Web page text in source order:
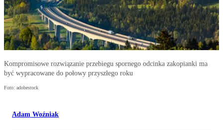
Kompromisowe rozwiązanie przebiegu spornego odcinka zakopianki ma
być wypracowane do połowy przyszłego roku
Foto: adobestock
Adam Woźniak